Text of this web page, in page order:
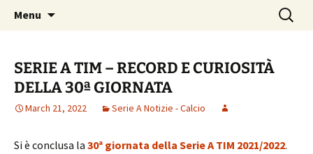
Menu
Search
for:
SERIE A TIM – RECORD E CURIOSITÀ
DELLA 30ª GIORNATA
March 21, 2022 Serie A Notizie - Calcio
Si è conclusa la 30ª giornata della Serie A TIM 2021/2022.